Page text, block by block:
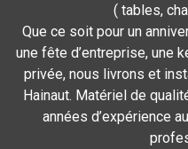
( tables,
Que ce soit pour un
une fête d’entreprise, une
privée, nous livrons et
Hainaut. Matériel de
années d’expérience